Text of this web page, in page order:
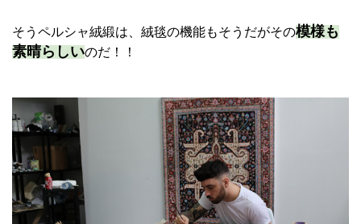
そうペルシャ絨緞は、絨毯の機能もそうだがその模様も
素晴らしいのだ！！